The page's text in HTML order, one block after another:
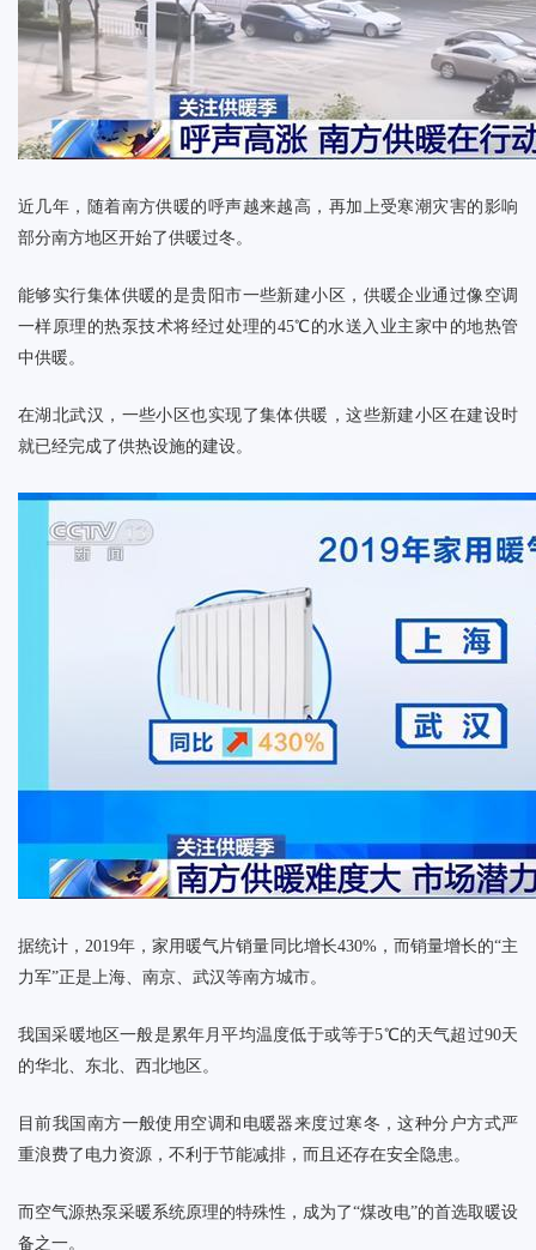
近几年，随着南方供暖的呼声越来越高，再加上受寒潮灾害的影响
部分南方地区开始了供暖过冬。
能够实行集体供暖的是贵阳市一些新建小区，供暖企业通过像空调
一样原理的热泵技术将经过处理的45℃的水送入业主家中的地热管
中供暖。
在湖北武汉，一些小区也实现了集体供暖，这些新建小区在建设时
就已经完成了供热设施的建设。
据统计，2019年，家用暖气片销量同比增长430%，而销量增长的“主
力军”正是上海、南京、武汉等南方城市。
我国采暖地区一般是累年月平均温度低于或等于5℃的天气超过90天
的华北、东北、西北地区。
目前我国南方一般使用空调和电暖器来度过寒冬，这种分户方式严
重浪费了电力资源，不利于节能减排，而且还存在安全隐患。
而 空气源热泵采暖系统原理的特殊性，成为了“煤改电”的首选取暖设
备之一。